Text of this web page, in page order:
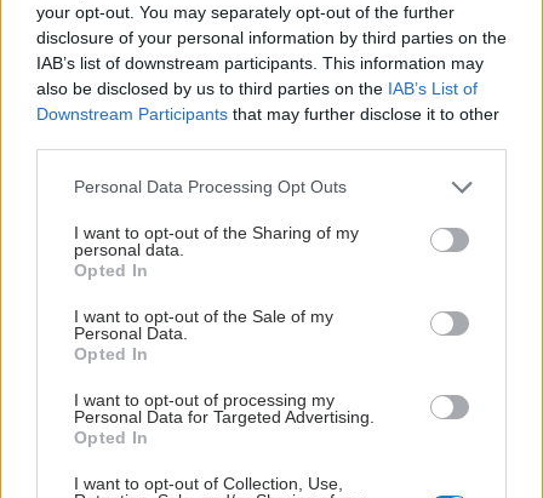
your opt-out. You may separately opt-out of the further
disclosure of your personal information by third parties on the
IAB’s list of downstream participants. This information may
also be disclosed by us to third parties on the IAB’s List of
Downstream Participants that may further disclose it to other
Please note that this website/app uses one or more Google
not limited to your visit or usage behaviour. You may click to
grant or deny consent to Google and its third-party tags to
use your data for below specified purposes in below Google
consent section.
Personal Data Processing Opt Outs
I want to opt-out of the Sharing of my
personal data.
Opted In
I want to opt-out of the Sale of my
Personal Data.
Opted In
I want to opt-out of processing my
Personal Data for Targeted Advertising.
Opted In
I want to opt-out of Collection, Use,
ΣΗΜΕΡΑ ΣΤΟ IATRONET.GR